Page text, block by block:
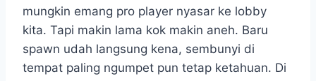
mungkin emang pro player nyasar ke lobby
kita. Tapi makin lama kok makin aneh. Baru
spawn udah langsung kena, sembunyi di
tempat paling ngumpet pun tetap ketahuan. Di